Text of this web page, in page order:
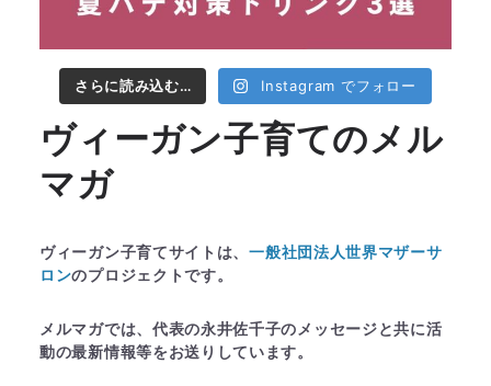
さらに読み込む… Instagram でフォロー
ヴィーガン子育てのメル
マガ
ヴィーガン子育てサイトは、一般社団法人世界マザーサ
ロンのプロジェクトです。
メルマガでは、代表の永井佐千子のメッセージと共に活
動の最新情報等をお送りしています。